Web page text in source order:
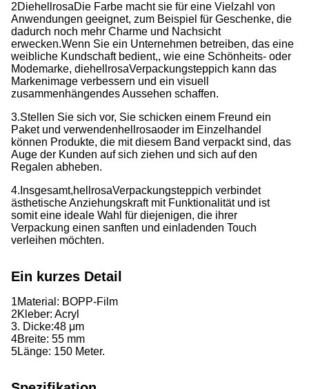
2DiehellrosaDie Farbe macht sie für eine Vielzahl von
Anwendungen geeignet, zum Beispiel für Geschenke, die
dadurch noch mehr Charme und Nachsicht
erwecken.Wenn Sie ein Unternehmen betreiben, das eine
weibliche Kundschaft bedient,, wie eine Schönheits- oder
Modemarke, diehellrosaVerpackungsteppich kann das
Markenimage verbessern und ein visuell
zusammenhängendes Aussehen schaffen.
3.Stellen Sie sich vor, Sie schicken einem Freund ein
Paket und verwendenhellrosaoder im Einzelhandel
können Produkte, die mit diesem Band verpackt sind, das
Auge der Kunden auf sich ziehen und sich auf den
Regalen abheben.
4.Insgesamt,hellrosaVerpackungsteppich verbindet
ästhetische Anziehungskraft mit Funktionalität und ist
somit eine ideale Wahl für diejenigen, die ihrer
Verpackung einen sanften und einladenden Touch
verleihen möchten.
Ein kurzes Detail
1Material: BOPP-Film
2Kleber: Acryl
3. Dicke:48 μm
4Breite: 55 mm
5Länge: 150 Meter.